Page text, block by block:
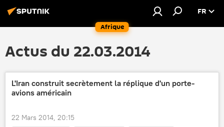
Afrique
FR
Actus du 22.03.2014
L'Iran construit secrètement la réplique d'un porte-
avions américain
22 Mars 2014, 20:15